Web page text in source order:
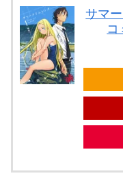
サマ
コ